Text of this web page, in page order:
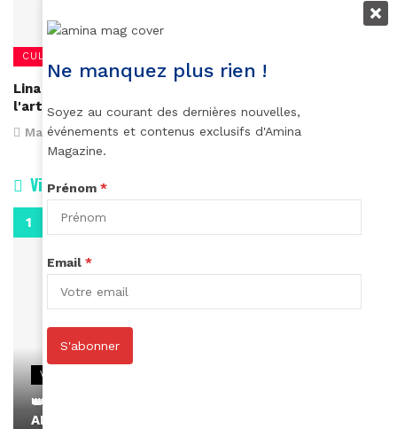
CULTURE
Lina Viktor, quand la performance se définit à travers
l'art contemporain
March 31, 2017
Vidéos
VIDEOS
👑 Remerciements à Ayden pour son message sur
AMINA, le Magazine de la Femme
Ne manquez plus rien !
Soyez au courant des dernières nouvelles,
événements et contenus exclusifs d'Amina
Magazine.
Prénom *
Email *
S'abonner